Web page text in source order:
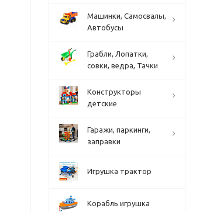
Машинки, Самосвалы,
Автобусы
Грабли, Лопатки,
совки, ведра, Тачки
Конструкторы
детские
Гаражи, паркинги,
заправки
Игрушка трактор
Корабль игрушка